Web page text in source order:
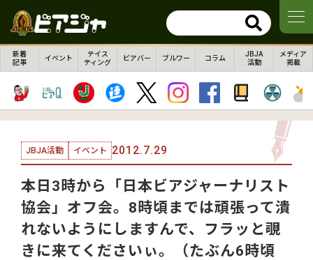
新着
記事
イベント
テイス
ティング
ビアバー ブルワー コラム
JBJA
活動
メディア
掲載
JBJA活動 イベント 2012.7.29
本日3時から「日本ビアジャーナリスト
協会」オフ会。8時頃までは頑張って潰
れないようにしますんで、フラッと覗
きに来てくださいぃ。（たぶん6時頃